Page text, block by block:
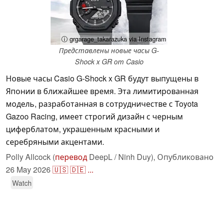
ⓘ grgarage_takarazuka via Instagram
Представлены новые часы G-
Shock x GR от Casio
Новые часы Casio G-Shock x GR будут выпущены в
Японии в ближайшее время. Эта лимитированная
модель, разработанная в сотрудничестве с Toyota
Gazoo Racing, имеет строгий дизайн с черным
циферблатом, украшенным красными и
серебряными акцентами.
Polly Allcock (перевод DeepL / Ninh Duy), Опубликовано
26 May 2026🇺🇸🇩🇪 ...
Watch